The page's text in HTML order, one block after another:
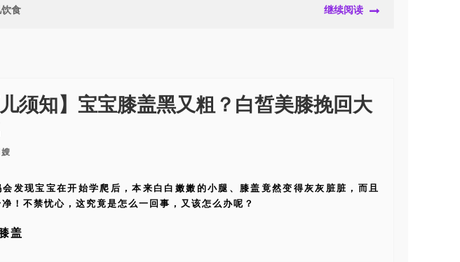
食 继续阅读
儿须知】宝宝膝盖黑又粗？白皙美膝挽回大
会发现宝宝在开始学爬后，本来白白嫩嫩的小腿、膝盖竟然变得灰灰脏脏，而且
！不禁忧心，这究竟是怎么一回事，又该怎么办呢？
盖